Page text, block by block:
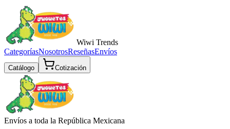
Wiwi Trends
CategoríasNosotrosReseñasEnvíos
Catálogo Cotización
Envíos a toda la República Mexicana